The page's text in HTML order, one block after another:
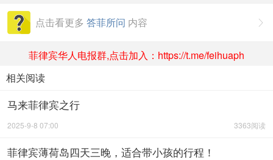

点击看更多 答菲所问 内容
菲律宾华人电报群,点击加入：https://t.me/feihuaph
相关阅读
马来菲律宾之行
3363阅读
2025-9-8 07:00
菲律宾薄荷岛四天三晚，适合带小孩的行程！